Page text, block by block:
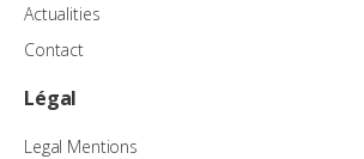
Actualities
Contact
Légal
Legal Mentions